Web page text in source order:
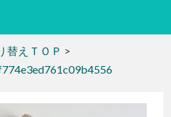
替えＴＯＰ >